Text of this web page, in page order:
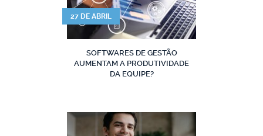
27 DE ABRIL
SOFTWARES DE GESTÃO
AUMENTAM A PRODUTIVIDADE
DA EQUIPE?